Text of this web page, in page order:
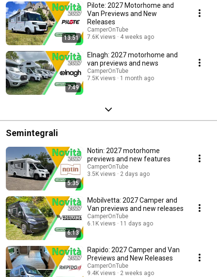
13:51
Pilote: 2027 Motorhome and
Van Previews and New
Releases
CamperOnTube
7.6K views
4 weeks ago
7:49
Elnagh: 2027 motorhome and
van previews and news
CamperOnTube
7.5K views
1 month ago
Semintegrali
5:35
Notin: 2027 motorhome
previews and new features
CamperOnTube
3.5K views
2 days ago
6:13
Mobilvetta: 2027 Camper and
Van previews and new releases
CamperOnTube
6.1K views
11 days ago
Rapido: 2027 Camper and Van
Previews and New Releases
CamperOnTube
9.4K views
2 weeks ago